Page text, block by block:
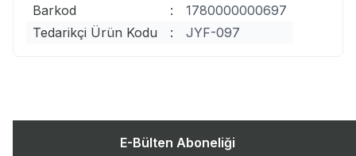
Barkod
:
1780000000697
Tedarikçi Ürün Kodu
: JYF-097
E-Bülten Aboneliği